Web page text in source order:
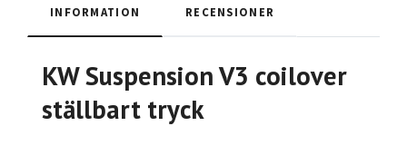
INFORMATION RECENSIONER
KW Suspension V3 coilover
ställbart tryck